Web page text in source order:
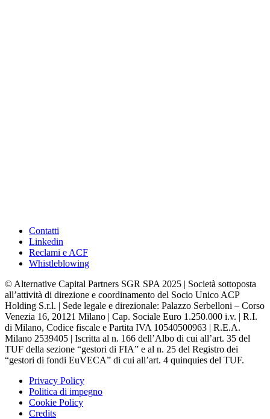
Contatti
Linkedin
Reclami e ACF
Whistleblowing
© Alternative Capital Partners SGR SPA 2025 | Società sottoposta
all’attività di direzione e coordinamento del Socio Unico ACP
Holding S.r.l. | Sede legale e direzionale: Palazzo Serbelloni – Corso
Venezia 16, 20121 Milano | Cap. Sociale Euro 1.250.000 i.v. | R.I.
di Milano, Codice fiscale e Partita IVA 10540500963 | R.E.A.
Milano 2539405 | Iscritta al n. 166 dell’Albo di cui all’art. 35 del
TUF della sezione “gestori di FIA” e al n. 25 del Registro dei
“gestori di fondi EuVECA” di cui all’art. 4 quinquies del TUF.
Privacy Policy
Politica di impegno
Cookie Policy
Credits